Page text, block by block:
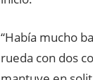
“Había mucho
rueda con dos